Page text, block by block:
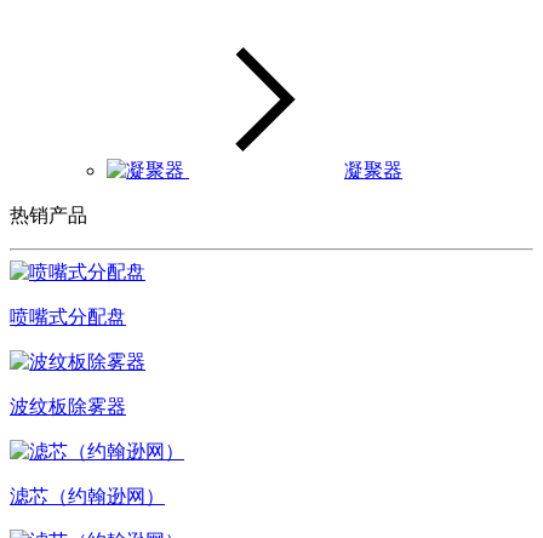
凝聚器
热销产品
喷嘴式分配盘
波纹板除雾器
滤芯（约翰逊网）